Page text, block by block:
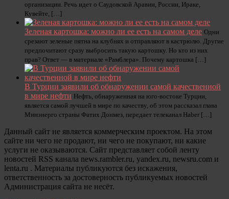
организации. Речь идет о Саудовской Аравии, России, Ираке,
Кувейте, […]
Зеленая картошка: можно ли ее есть на самом деле Одни
срезают зеленые пятна на клубнях и отправляют в кастрюлю. Другие
предпочитают сразу выбросить такую картошку. Но кто из них
прав? Ответ — в материале «Рамблера». Почему картошка […]
В Турции заявили об обнаружении самой качественной
в мире нефти Нефть, обнаруженная на юго-востоке Турции,
является самой лучшей в мире по качеству, об этом рассказал глава
Минэнерго страны Фатих Донмез, передает телеканал Haber […]
Данный сайт не является коммерческим проектом. На этом
сайте ни чего не продают, ни чего не покупают, ни какие
услуги не оказываются. Сайт представляет собой ленту
новостей RSS канала news.rambler.ru, yandex.ru, newsru.com и
lenta.ru . Материалы публикуются без искажения,
ответственность за достоверность публикуемых новостей
Администрация сайта не несёт.